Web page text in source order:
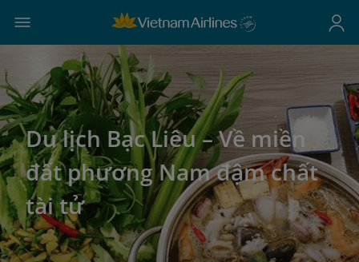
Du lịch Bạc Liêu – Về miền
đất phương Nam đậm chất
tài tử